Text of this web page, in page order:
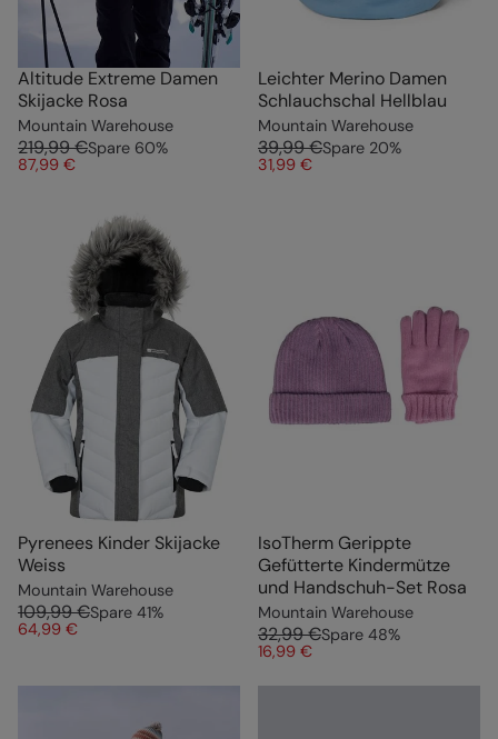
Altitude Extreme Damen
Skijacke Rosa
Mountain Warehouse
219,99 €Spare 60%
87,99 €
Leichter Merino Damen
Schlauchschal Hellblau
Mountain Warehouse
39,99 €Spare 20%
31,99 €
Pyrenees Kinder Skijacke
Weiss
Mountain Warehouse
109,99 €Spare 41%
64,99 €
IsoTherm Gerippte
Gefütterte Kindermütze
und Handschuh-Set Rosa
Mountain Warehouse
32,99 €Spare 48%
16,99 €